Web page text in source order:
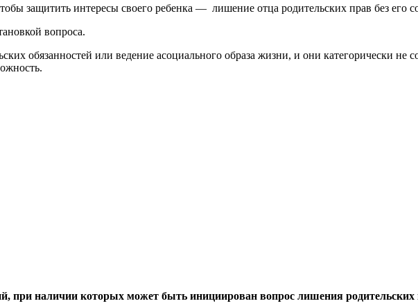
защитить интересы своего ребенка — лишение отца родительских прав без его
вопроса.
обязанностей или ведение асоциального образа жизни, и они категорически не
при наличии которых может быть инициирован вопрос лишения родительских